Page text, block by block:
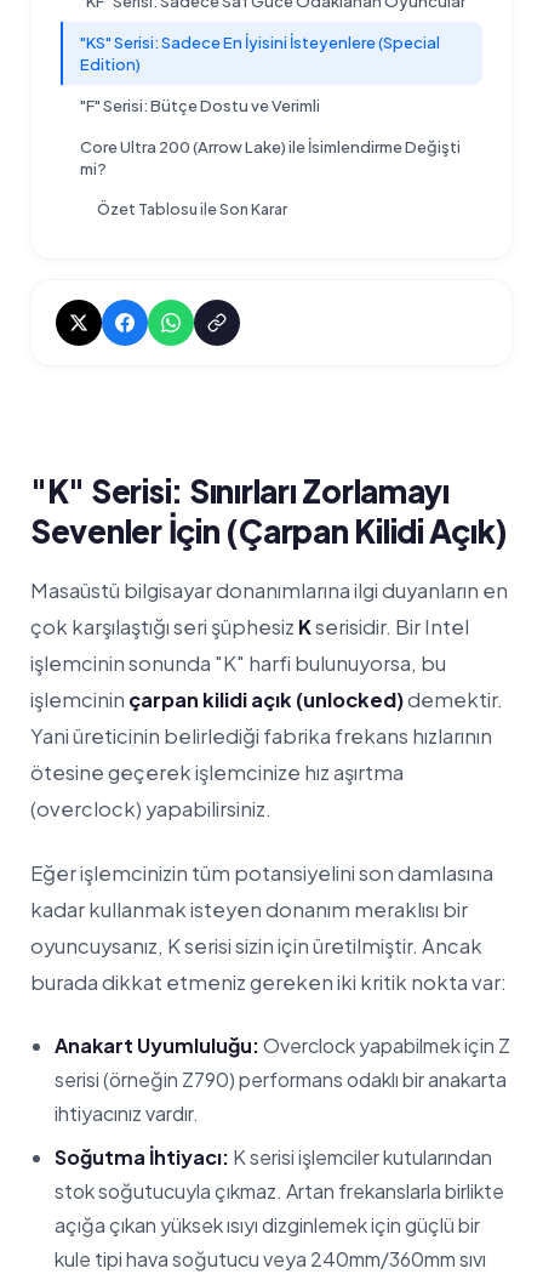
"K" Serisi: Sınırları Zorlamayı
Sevenler İçin (Çarpan Kilidi Açık)
Masaüstü bilgisayar donanımlarına ilgi duyanların en
çok karşılaştığı seri şüphesiz Kserisidir. Bir Intel
işlemcinin sonunda "K" harfi bulunuyorsa, bu
işlemcinin çarpan kilidi açık (unlocked)demektir.
Yani üreticinin belirlediği fabrika frekans hızlarının
ötesine geçerek işlemcinize hız aşırtma
(overclock) yapabilirsiniz.
Eğer işlemcinizin tüm potansiyelini son damlasına
kadar kullanmak isteyen donanım meraklısı bir
oyuncuysanız, K serisi sizin için üretilmiştir. Ancak
burada dikkat etmeniz gereken iki kritik nokta var:
Anakart Uyumluluğu:Overclock yapabilmek için Z
serisi (örneğin Z790) performans odaklı bir anakarta
ihtiyacınız vardır.
Soğutma İhtiyacı: K serisi işlemciler kutularından
stok soğutucuyla çıkmaz. Artan frekanslarla birlikte
açığa çıkan yüksek ısıyı dizginlemek için güçlü bir
kule tipi hava soğutucu veya 240mm/360mm sıvı
"KS" Serisi: Sadece En İyisini İsteyenlere (Special
Edition)
"F" Serisi: Bütçe Dostu ve Verimli
Core Ultra 200 (Arrow Lake) ile İsimlendirme Değişti
mi?
Özet Tablosu ile Son Karar